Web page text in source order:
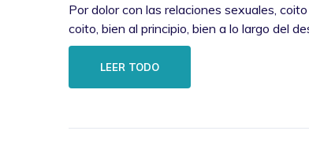
Por dolor con las relaciones sexuales,
coito, bien al principio, bien a lo largo del
LEER TODO